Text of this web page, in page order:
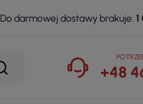
Do darmowej dostawy brakuje: 1
+48